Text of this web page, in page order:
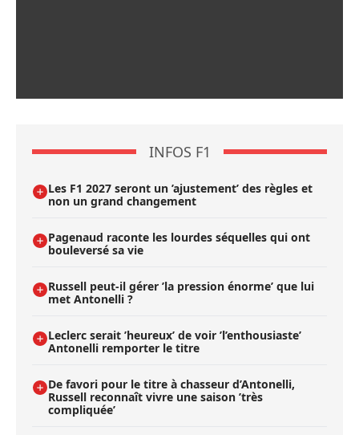
INFOS F1
Les F1 2027 seront un ’ajustement’ des règles et
non un grand changement
Pagenaud raconte les lourdes séquelles qui ont
bouleversé sa vie
Russell peut-il gérer ’la pression énorme’ que lui
met Antonelli ?
Leclerc serait ’heureux’ de voir ’l’enthousiaste’
Antonelli remporter le titre
De favori pour le titre à chasseur d’Antonelli,
Russell reconnaît vivre une saison ’très
compliquée’